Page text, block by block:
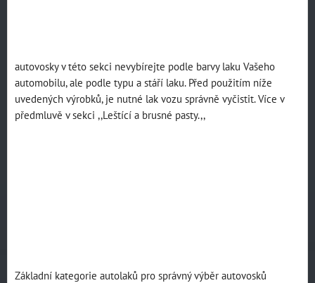
autovosky v této sekci nevybírejte podle barvy laku Vašeho
automobilu, ale podle typu a stáří laku. Před použitím níže
uvedených výrobků, je nutné lak vozu správně vyčistit. Více v
předmluvě v sekci ,,Leštící a brusné pasty.,,
Základní kategorie autolaků pro správný výběr autovosků